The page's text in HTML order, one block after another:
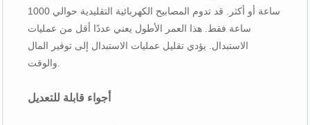
ساعة أو أكثر. قد تدوم المصابيح الكهربائية التقليدية حوالي 1000
ساعة فقط. هذا العمر الأطول يعني عددًا أقل من عمليات
الاستبدال. يؤدي تقليل عمليات الاستبدال إلى توفير المال
أجواء قابلة للتعديل